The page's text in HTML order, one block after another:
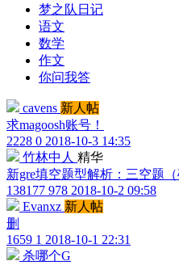
梦之队日记
语文
数学
作文
你问我答
cavens 新人帖
求magoosh账号！
2228 0 2018-10-3 14:35
竹林中人 精华
新gre填空题型解析：三空题
138177 978 2018-10-2 09:58
Evanxz 新人帖
删
1659 1 2018-10-1 22:31
杀哪个G